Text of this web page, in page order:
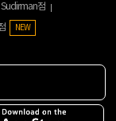
Sudirman점
NEW